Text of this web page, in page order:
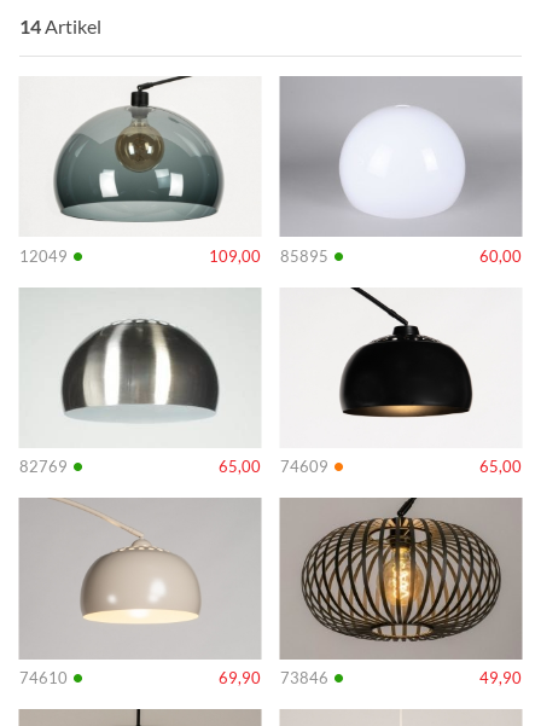
14Artikel
12049 • 109,00 85895 • 60,00
Info
82769 • 65,00
Info
74609 • 65,00
74610 • 69,90
Info
73846 • 49,90
Info
Info Info